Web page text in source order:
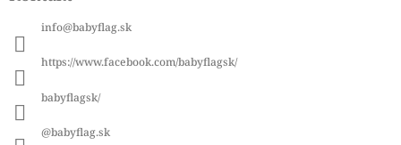
info@babyflag.sk
https://www.facebook.com/babyflagsk/
babyflagsk/
@babyflag.sk